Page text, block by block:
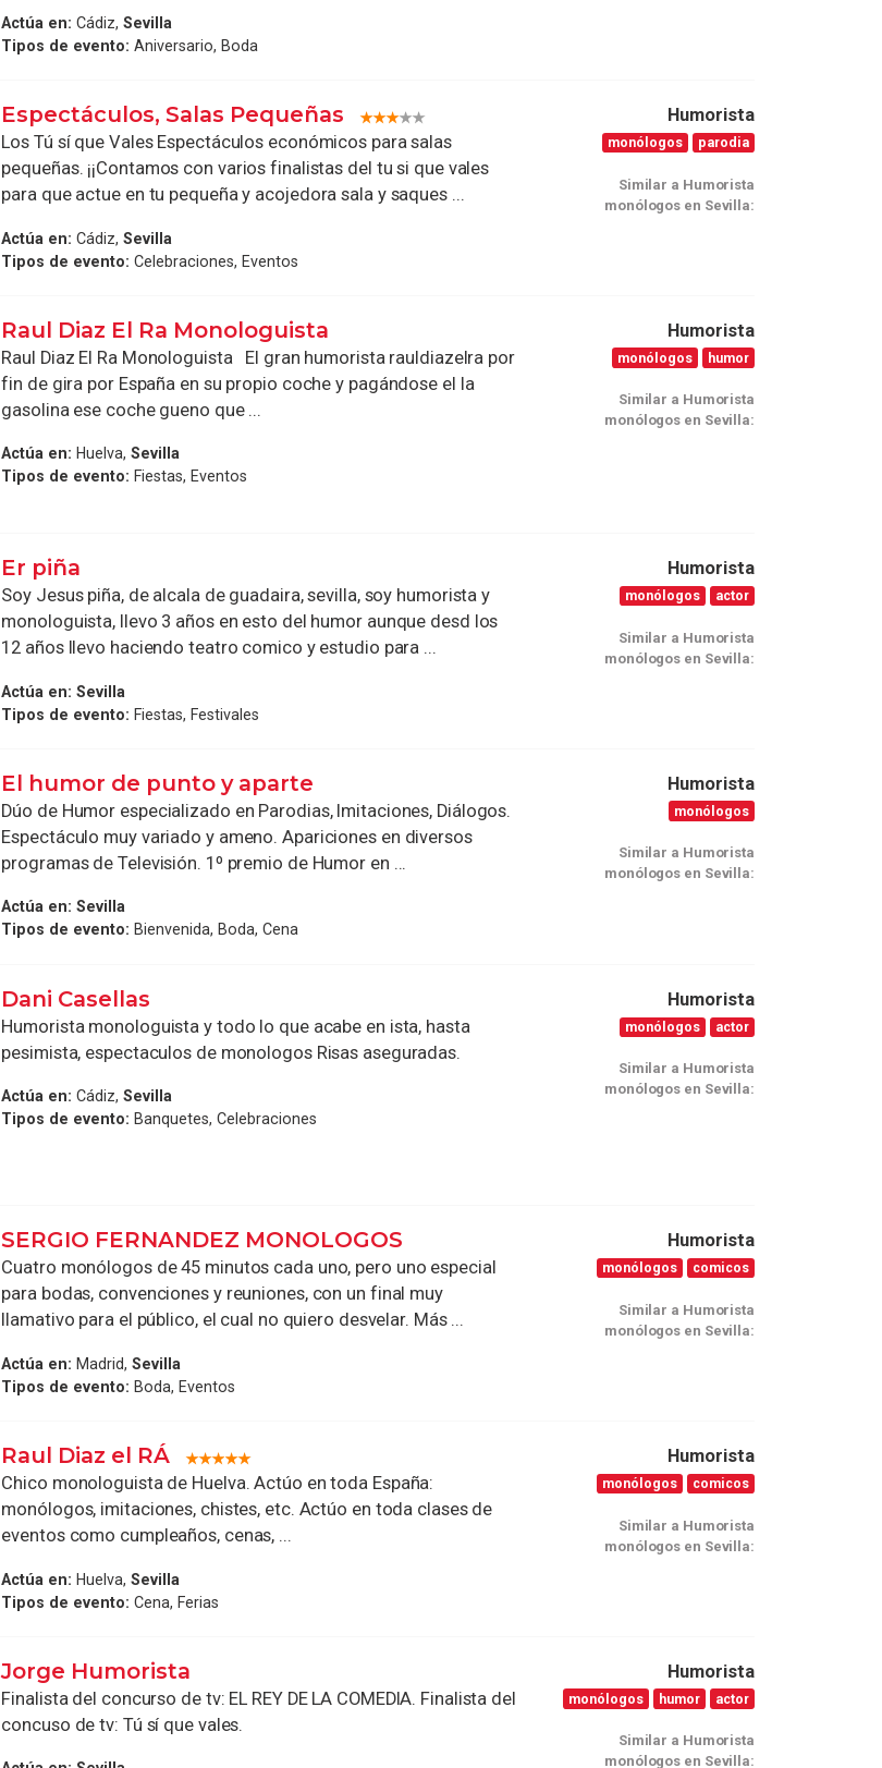
Actúa en: Cádiz,Sevilla
Tipos de evento: Aniversario, Boda
Espectáculos, Salas Pequeñas
Los Tú sí que Vales Espectáculos económicos para salas
pequeñas. ¡¡Contamos con varios finalistas del tu si que vales
para que actue en tu pequeña y acojedora sala y saques ...
Actúa en: Cádiz,Sevilla
Tipos de evento: Celebraciones, Eventos
Humorista
monólogos parodia
Similar a Humorista
monólogos en Sevilla:
Raul Diaz El Ra Monologuista
Raul Diaz El Ra Monologuista El gran humorista rauldiazelra por
fin de gira por España en su propio coche y pagándose el la
gasolina ese coche gueno que ...
Actúa en: Huelva,Sevilla
Tipos de evento: Fiestas, Eventos
Humorista
monólogos humor
Similar a Humorista
monólogos en Sevilla:
Er piña
Soy Jesus piña, de alcala de guadaira, sevilla, soy humorista y
monologuista, llevo 3 años en esto del humor aunque desd los
12 años llevo haciendo teatro comico y estudio para ...
Actúa en: Sevilla
Tipos de evento: Fiestas, Festivales
Humorista
monólogos actor
Similar a Humorista
monólogos en Sevilla:
El humor de punto y aparte
Dúo de Humor especializado en Parodias, Imitaciones, Diálogos.
Espectáculo muy variado y ameno. Apariciones en diversos
programas de Televisión. 1º premio de Humor en ...
Actúa en: Sevilla
Tipos de evento: Bienvenida, Boda, Cena
Humorista
monólogos
Similar a Humorista
monólogos en Sevilla:
Dani Casellas
Humorista monologuista y todo lo que acabe en ista, hasta
pesimista, espectaculos de monologos Risas aseguradas.
Actúa en: Cádiz,Sevilla
Tipos de evento: Banquetes, Celebraciones
Humorista
monólogos actor
Similar a Humorista
monólogos en Sevilla:
SERGIO FERNANDEZ MONOLOGOS
Cuatro monólogos de 45 minutos cada uno, pero uno especial
para bodas, convenciones y reuniones, con un final muy
llamativo para el público, el cual no quiero desvelar. Más ...
Actúa en: Madrid,Sevilla
Tipos de evento: Boda, Eventos
Humorista
monólogos comicos
Similar a Humorista
monólogos en Sevilla:
Raul Diaz el RÁ
Chico monologuista de Huelva. Actúo en toda España:
monólogos, imitaciones, chistes, etc. Actúo en toda clases de
eventos como cumpleaños, cenas, ...
Actúa en: Huelva,Sevilla
Tipos de evento: Cena, Ferias
Humorista
monólogos comicos
Similar a Humorista
monólogos en Sevilla:
Jorge Humorista
Finalista del concurso de tv: EL REY DE LA COMEDIA. Finalista del
concuso de tv: Tú sí que vales.
Humorista
monólogos humor actor
Similar a Humorista
monólogos en Sevilla: